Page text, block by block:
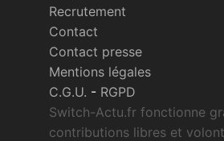
Recrutement
Contact
Contact presse
Mentions légales
C.G.U. - RGPD
Switch-Actu.fr fonctionne
contributions libres et